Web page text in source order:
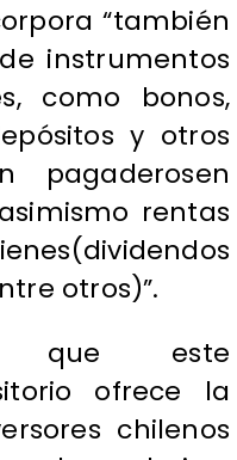
“también
instrumentos
como bonos,
y otros
pagaderosen
rentas
otros)”.
que este
ofrece la
chilenos